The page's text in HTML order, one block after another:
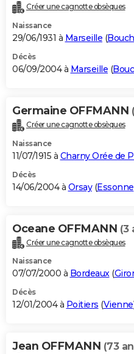
Créer une cagnotte obsèques
Naissance
29/06/1931 à Marseille (
Décès
06/09/2004 à Marseille (
Germaine OFFMANN
Créer une cagnotte obsèques
Naissance
11/07/1915 à Charny Orée de
Décès
14/06/2004 à Orsay(Essonne
Oceane OFFMANN (3
Créer une cagnotte obsèques
Naissance
07/07/2000 à Bordeaux(
Décès
12/01/2004 à Poitiers (Vienne
Jean OFFMANN (73